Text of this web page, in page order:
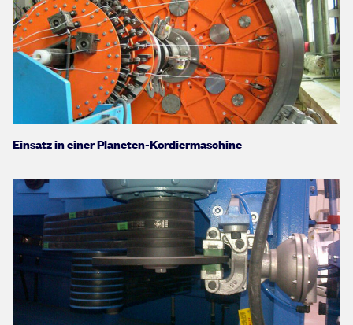
Einsatz in einer Planeten-Kordiermaschine